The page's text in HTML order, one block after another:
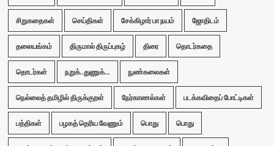
சிறுகதைகள் செய்திகள் சேக்கிழார் பா நயம் ஜோதிடம்
தலையங்கம் திருமால் திருப்புகழ் திரை தொடர்கதை
தொடர்கள் நறுக்..துணுக்... நுண்கலைகள்
நெல்லைத் தமிழில் திருக்குறள் நேர்காணல்கள் படக்கவிதைப் போட்டிகள்
பத்திகள் பழகத் தெரிய வேணும் பொது பொது